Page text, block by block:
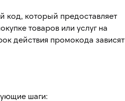
код, который предоставляет
товаров или услуг на
действия промокода зависят
шаги: